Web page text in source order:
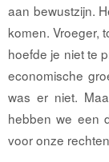
aan bewustzijn.
komen. Vroeger,
hoefde je niet te
economische
was er niet.
hebben we een
voor onze